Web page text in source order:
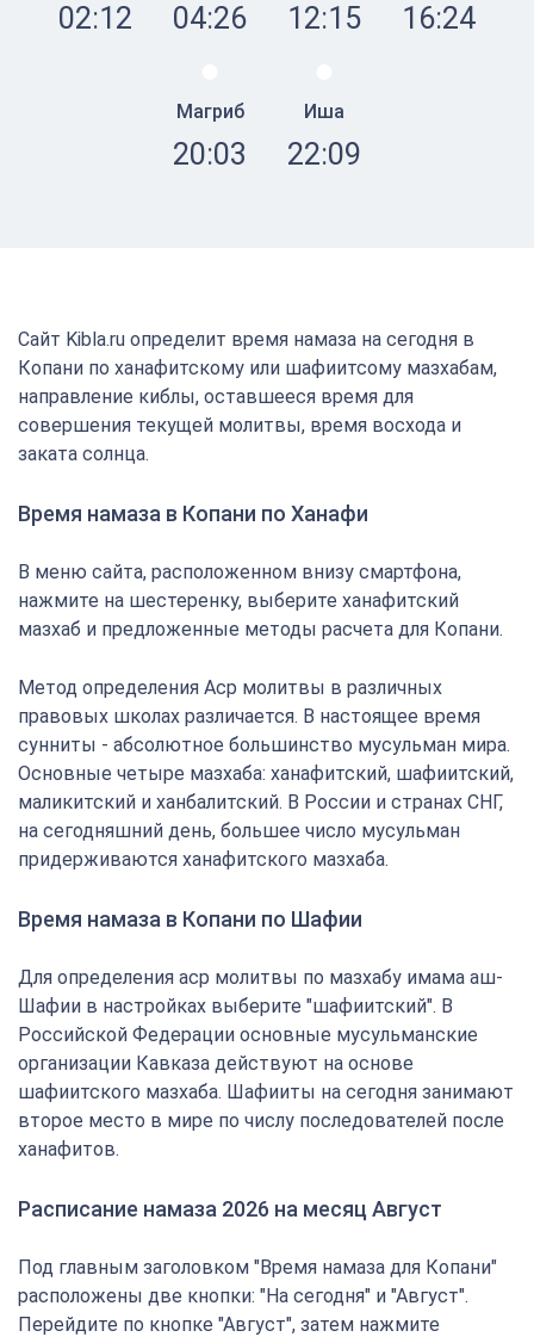
02:12 04:26 12:15 16:24
Магриб
20:03
Иша
22:09
Сайт Kibla.ru определит время намаза на сегодня в
Копани по ханафитскому или шафиитсому мазхабам,
направление киблы, оставшееся время для
совершения текущей молитвы, время восхода и
заката солнца.
Время намаза в Копани по Ханафи
В меню сайта, расположенном внизу смартфона,
нажмите на шестеренку, выберите ханафитский
мазхаб и предложенные методы расчета для Копани.
Метод определения Аср молитвы в различных
правовых школах различается. В настоящее время
сунниты - абсолютное большинство мусульман мира.
Основные четыре мазхаба: ханафитский, шафиитский,
маликитский и ханбалитский. В России и странах СНГ,
на сегодняшний день, большее число мусульман
придерживаются ханафитского мазхаба.
Время намаза в Копани по Шафии
Для определения аср молитвы по мазхабу имама аш-
Шафии в настройках выберите "шафиитский". В
Российской Федерации основные мусульманские
организации Кавказа действуют на основе
шафиитского мазхаба. Шафииты на сегодня занимают
второе место в мире по числу последователей после
ханафитов.
Расписание намаза 2026 на месяц Август
Под главным заголовком "Время намаза для Копани"
расположены две кнопки: "На сегодня" и "Август".
Перейдите по кнопке "Август", затем нажмите